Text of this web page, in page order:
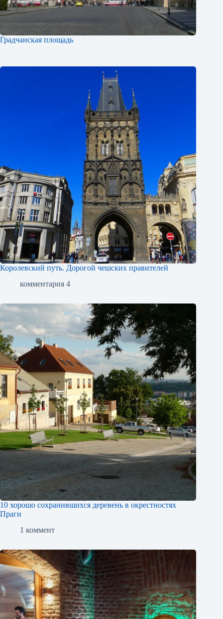
Градчанская площадь
Королевский путь. Дорогой чешских правителей
комментария 4
10 хорошо сохранившихся деревень в окрестностях
Праги
1 коммент